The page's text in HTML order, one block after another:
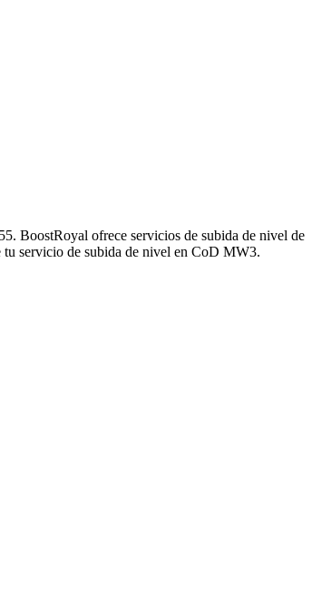
BoostRoyal ofrece servicios de subida de nivel de
tu servicio de subida de nivel en CoD MW3.